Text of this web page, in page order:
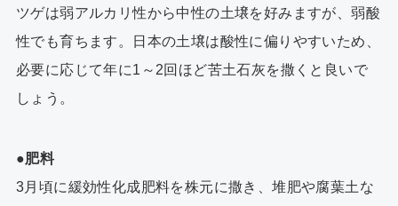
ツゲは弱アルカリ性から中性の土壌を好みますが、弱酸
性でも育ちます。日本の土壌は酸性に偏りやすいため、
必要に応じて年に1～2回ほど苦土石灰を撒くと良いで
しょう。
●肥料
3月頃に緩効性化成肥料を株元に撒き、堆肥や腐葉土な